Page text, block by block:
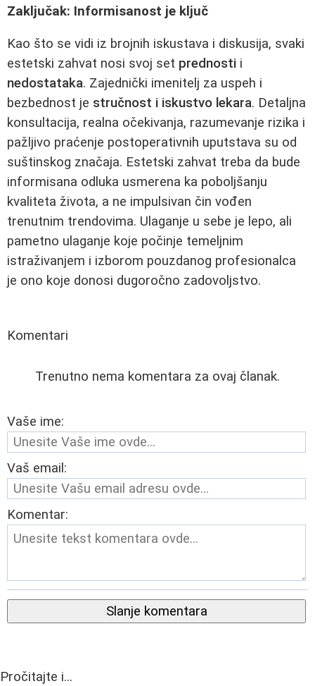
Zaključak: Informisanost je ključ
Kao što se vidi iz brojnih iskustava i diskusija, svaki
estetski zahvat nosi svoj set prednosti i
nedostataka. Zajednički imenitelj za uspeh i
bezbednost je stručnost i iskustvo lekara. Detaljna
konsultacija, realna očekivanja, razumevanje rizika i
pažljivo praćenje postoperativnih uputstava su od
suštinskog značaja. Estetski zahvat treba da bude
informisana odluka usmerena ka poboljšanju
kvaliteta života, a ne impulsivan čin vođen
trenutnim trendovima. Ulaganje u sebe je lepo, ali
pametno ulaganje koje počinje temeljnim
istraživanjem i izborom pouzdanog profesionalca
je ono koje donosi dugoročno zadovoljstvo.
Komentari
Trenutno nema komentara za ovaj članak.
Vaše ime:
Vaš email:
Komentar:
Slanje komentara
Pročitajte i...